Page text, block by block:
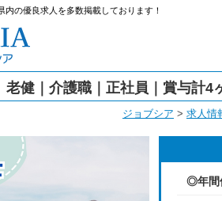
内の優良求人を多数掲載しております！
老健｜介護職｜正社員｜賞与計
ジョブシア > 求人情
◎年間